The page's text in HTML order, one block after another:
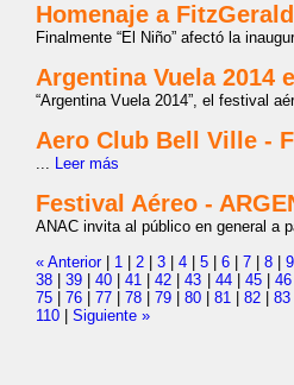
Homenaje a FitzGerald
Finalmente “El Niño” afectó la
Argentina Vuela 2014
“Argentina Vuela 2014”, el festival
Aero Club Bell Ville -
... Leer más
Festival Aéreo -
ANAC invita al público en general a
« Anterior| 1 |2 |3 |4 |5 |6 |7 |8 |9
38 |39 |40 |41 |42 |43 44| 45| 46
75 |76 |77 |78 |79 |80 |81 |82 |83
110
Siguiente »